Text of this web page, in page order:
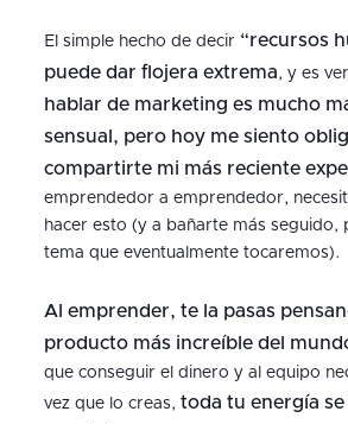
El simple hecho de decir “recursos
puede dar flojera extrema, y es
hablar de marketing es mucho
sensual, pero hoy me siento
compartirte mi más reciente
emprendedor a emprendedor,
hacer esto (y a bañarte más seguido,
tema que eventualmente tocaremos).
Al emprender, te la pasas
producto más increíble del
que conseguir el dinero y al equipo
vez que lo creas, toda tu energía se